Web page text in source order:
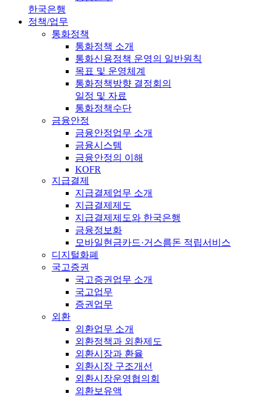
한국은행
정책/업무
통화정책
통화정책 소개
통화신용정책 운영의 일반원칙
목표 및 운영체계
통화정책방향 결정회의
일정 및 자료
통화정책수단
금융안정
금융안정업무 소개
금융시스템
금융안정의 이해
KOFR
지급결제
지급결제업무 소개
지급결제제도
지급결제제도와 한국은행
금융정보화
모바일현금카드·거스름돈 적립서비스
디지털화폐
국고증권
국고증권업무 소개
국고업무
증권업무
외환
외환업무 소개
외환정책과 외환제도
외환시장과 환율
외환시장 구조개선
외환시장운영협의회
외환보유액